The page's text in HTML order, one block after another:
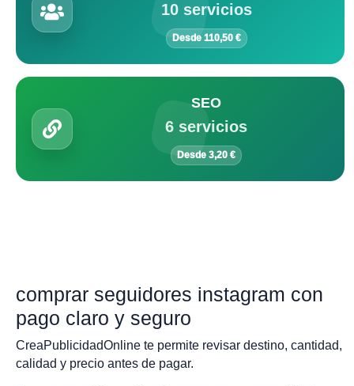
10 servicios
Desde 110,50 €
SEO
6 servicios
Desde 3,20 €
comprar seguidores instagram con
pago claro y seguro
CreaPublicidadOnline te permite revisar destino, cantidad,
calidad y precio antes de pagar.